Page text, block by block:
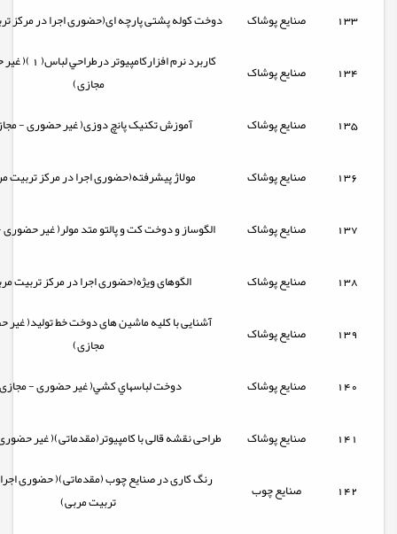
133 صنایع پوشاک دوخت کوله پشتی پارچه ای(حضوری اجرا در مرکز
134 صنایع پوشاک
كاربرد نرم
مجازی)
135
صنایع پوشاک آموزش تکنیک پانچ دوزی( غیر حضوری -
136 صنایع پوشاک مولاژ پیشرفته(حضوری اجرا در مرکز تربیت
137 صنایع پوشاک الگوساز و دوخت كت و پالتو متد مولر( غیر
138 صنایع پوشاک الگوهای ویژه(حضوری اجرا در مرکز تربیت
139 صنایع پوشاک
آشنایی با کلیه ماشین های دوخت خط تولید(
مجازی)
140
صنایع پوشاک دوخت لباسهاي کشي( غیر حضوری -
141 صنایع پوشاک طراحی نقشه قالی با کامپیوتر(مقدماتی)( غیر
142 صنایع چوب
رنگ کاری در صنایع چوب (مقدماتی)( حضوری
تربیت مربی)